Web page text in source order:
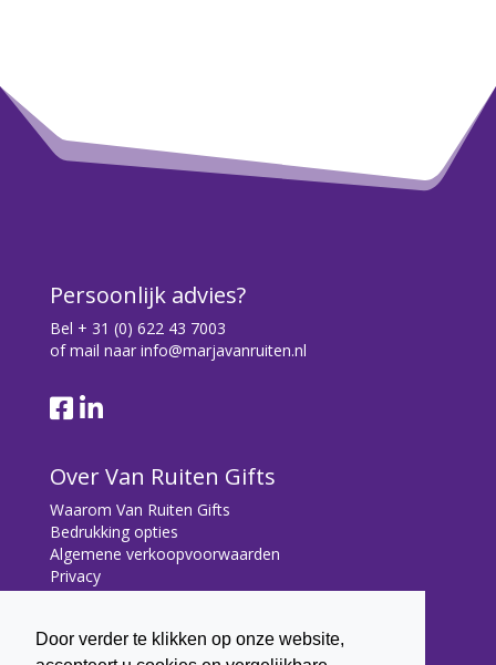
Door verder te klikken op onze website,
Persoonlijk advies?
Bel + 31 (0) 622 43 7003
of mail naar info@marjavanruiten.nl
Over Van Ruiten Gifts
Waarom Van Ruiten Gifts
Bedrukking opties
Algemene verkoopvoorwaarden
Privacy
Contact
Contact